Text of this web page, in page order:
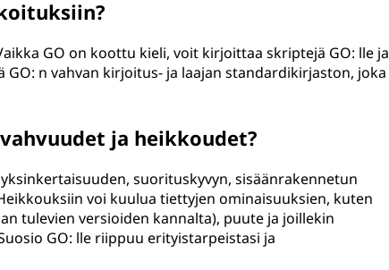
GO on koottu kieli, voit kirjoittaa skriptejä GO: lle ja
GO: n vahvan kirjoitus- ja laajan standardikirjaston, joka
ja heikkoudet?
suorituskyvyn, sisäänrakennetun
voi kuulua tiettyjen ominaisuuksien, kuten
tulevien versioiden kannalta), puute ja joillekin
GO: lle riippuu erityistarpeistasi ja